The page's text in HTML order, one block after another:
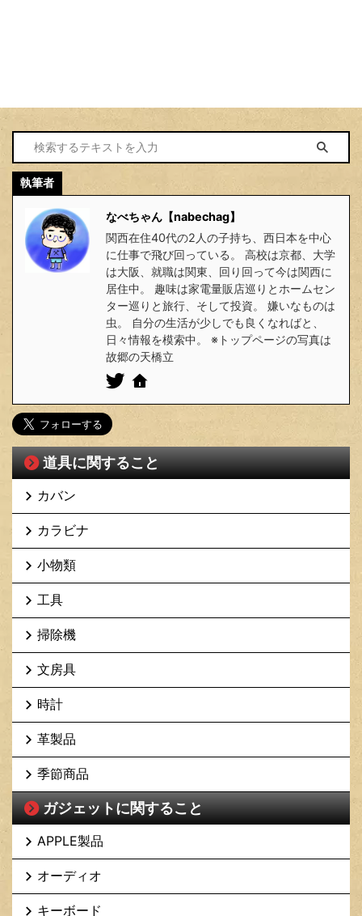
執筆者
なべちゃん【nabechag】
関西在住40代の2人の子持ち、西日本を中心
に仕事で飛び回っている。 高校は京都、大学
は大阪、就職は関東、回り回って今は関西に
居住中。 趣味は家電量販店巡りとホームセン
ター巡りと旅行、そして投資。 嫌いなものは
虫。 自分の生活が少しでも良くなればと、
日々情報を模索中。 ※トップページの写真は
故郷の天橋立
道具に関すること
カバン
カラビナ
小物類
工具
掃除機
文房具
時計
革製品
季節商品
ガジェットに関すること
APPLE製品
オーディオ
キーボード